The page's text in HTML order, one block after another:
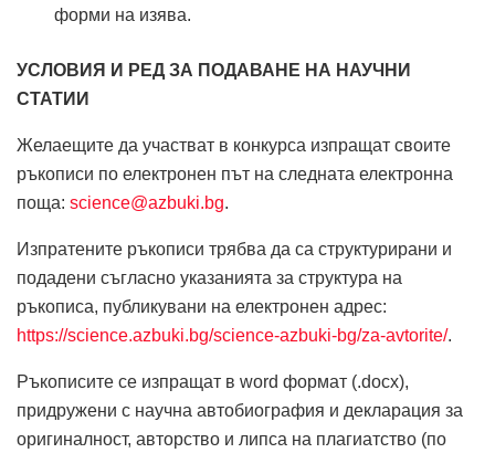
форми на изява.
УСЛОВИЯ И РЕД ЗА ПОДАВАНЕ НА НАУЧНИ
СТАТИИ
Желаещите да участват в конкурса изпращат своите
ръкописи по електронен път на следната електронна
поща: science@azbuki.bg.
Изпратените ръкописи трябва да са структурирани и
подадени съгласно указанията за структура на
ръкописа, публикувани на електронен адрес:
https://science.azbuki.bg/science-azbuki-bg/za-avtorite/.
Ръкописите се изпращат в word формат (.docx),
придружени с научна автобиография и декларация за
оригиналност, авторство и липса на плагиатство (по